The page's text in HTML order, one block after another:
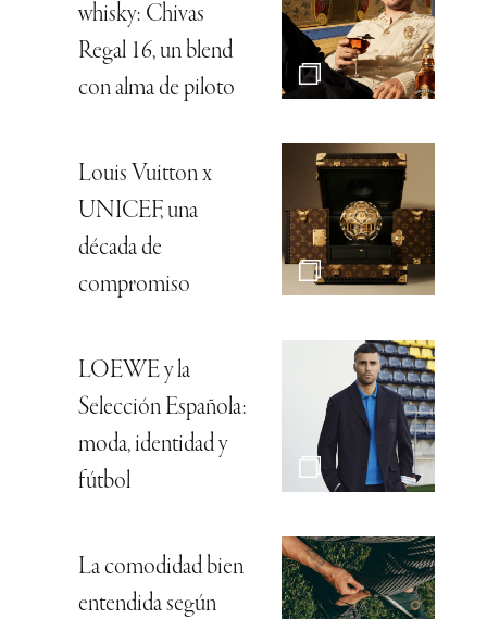
whisky: Chivas
Regal 16, un blend
con alma de piloto
Louis Vuitton x
UNICEF, una
década de
compromiso
LOEWE y la
Selección Española:
moda, identidad y
fútbol
La comodidad bien
entendida según